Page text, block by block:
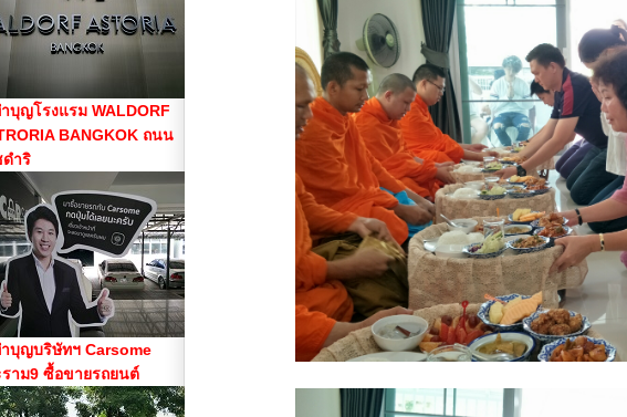
บุญโรงแรม WALDORF
BANGKOK ถนน
ำริ
บุญบริษัทฯ Carsome
าม9 ซื้อขายรถยนต์